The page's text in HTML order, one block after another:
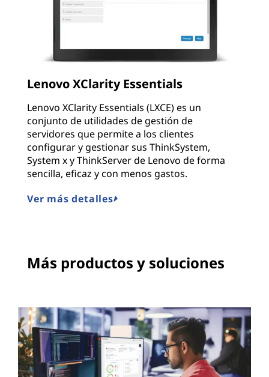
Lenovo XClarity Essentials
Lenovo XClarity Essentials (LXCE) es un
conjunto de utilidades de gestión de
servidores que permite a los clientes
configurar y gestionar sus ThinkSystem,
System x y ThinkServer de Lenovo de forma
sencilla, eficaz y con menos gastos.
Ver más detalles
Más productos y soluciones